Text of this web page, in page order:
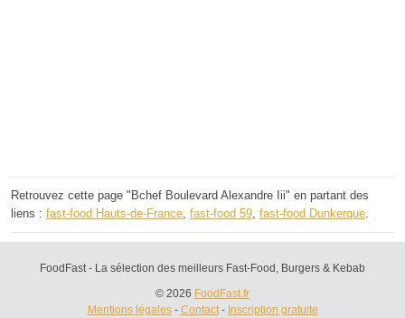
Retrouvez cette page "Bchef Boulevard Alexandre Iii" en partant des
liens : fast-food Hauts-de-France, fast-food 59, fast-food Dunkerque.
FoodFast - La sélection des meilleurs Fast-Food, Burgers & Kebab
© 2026 FoodFast.fr
Mentions légales- Contact- Inscription gratuite